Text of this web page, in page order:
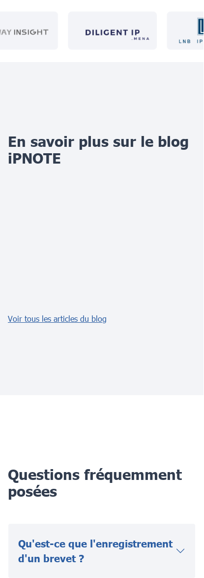
En savoir plus sur le blog
iPNOTE
Voir tous les articles du blog
Questions fréquemment
posées
Qu'est-ce que l'enregistrement
d'un brevet ?